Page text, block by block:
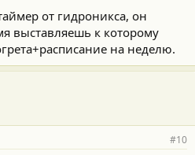
от гидроникса, он
выставляешь к которому
на неделю.
#10